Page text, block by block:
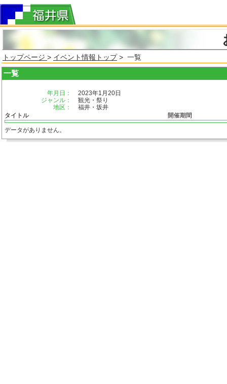
トップページ > イベント情報トップ> 一覧
一覧
年月日：
2023年1月20日
ジャンル：
観光・祭り
地区：
福井・坂井
タイトル
開催期間
データがありません。